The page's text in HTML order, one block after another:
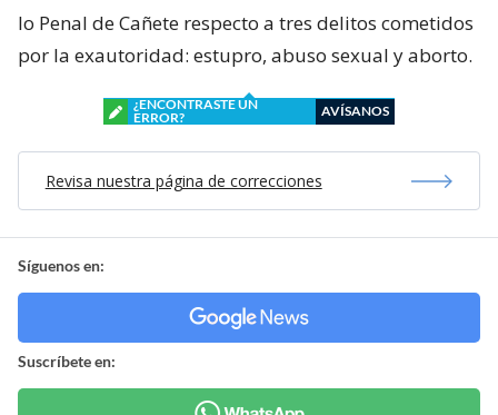
lo Penal de Cañete respecto a tres delitos cometidos
por la exautoridad: estupro, abuso sexual y aborto.
¿ENCONTRASTE UN
ERROR?
AVÍSANOS
Revisa nuestra página de correcciones
Síguenos en:
Suscríbete en: